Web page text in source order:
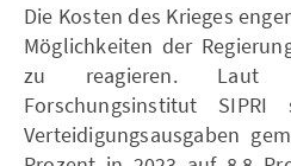
Die Kosten des Krieges
Möglichkeiten der
zu reagieren. Laut
Forschungsinstitut
Verteidigungsausgaben